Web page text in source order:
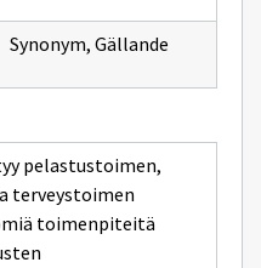
Synonym, Gällande
pelastustoimen,
terveystoimen
toimenpiteitä